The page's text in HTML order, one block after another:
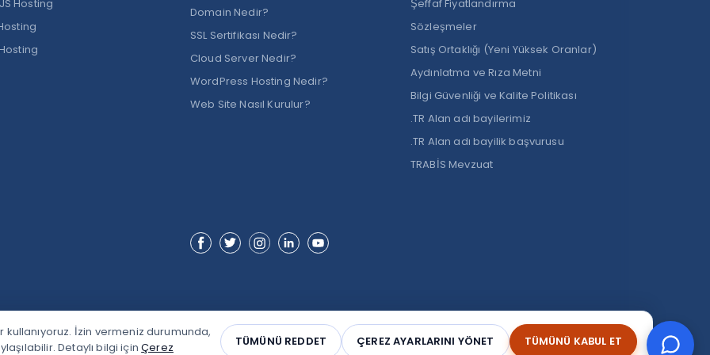
Hosting
Domain Nedir?
SSL Sertifikası Nedir?
Cloud Server Nedir?
WordPress Hosting Nedir?
Web Site Nasıl Kurulur?
Şeffaf Fiyatlandırma
Sözleşmeler
Satış Ortaklığı (Yeni Yüksek Oranlar)
Aydınlatma ve Rıza Metni
Bilgi Güvenliği ve Kalite Politikası
.TR Alan adı bayilerimiz
.TR Alan adı bayilik başvurusu
TRABİS Mevzuat
Alastyr Facebook
Alastyr X (Twitter)
Alastyr Instagram
Alastyr LinkedIn
Alastyr YouTube
İzin vermeniz durumunda,
Detaylı bilgi içinÇerez TÜMÜNÜ REDDET ÇEREZ AYARLARINI YÖNET TÜMÜNÜ KABUL ET